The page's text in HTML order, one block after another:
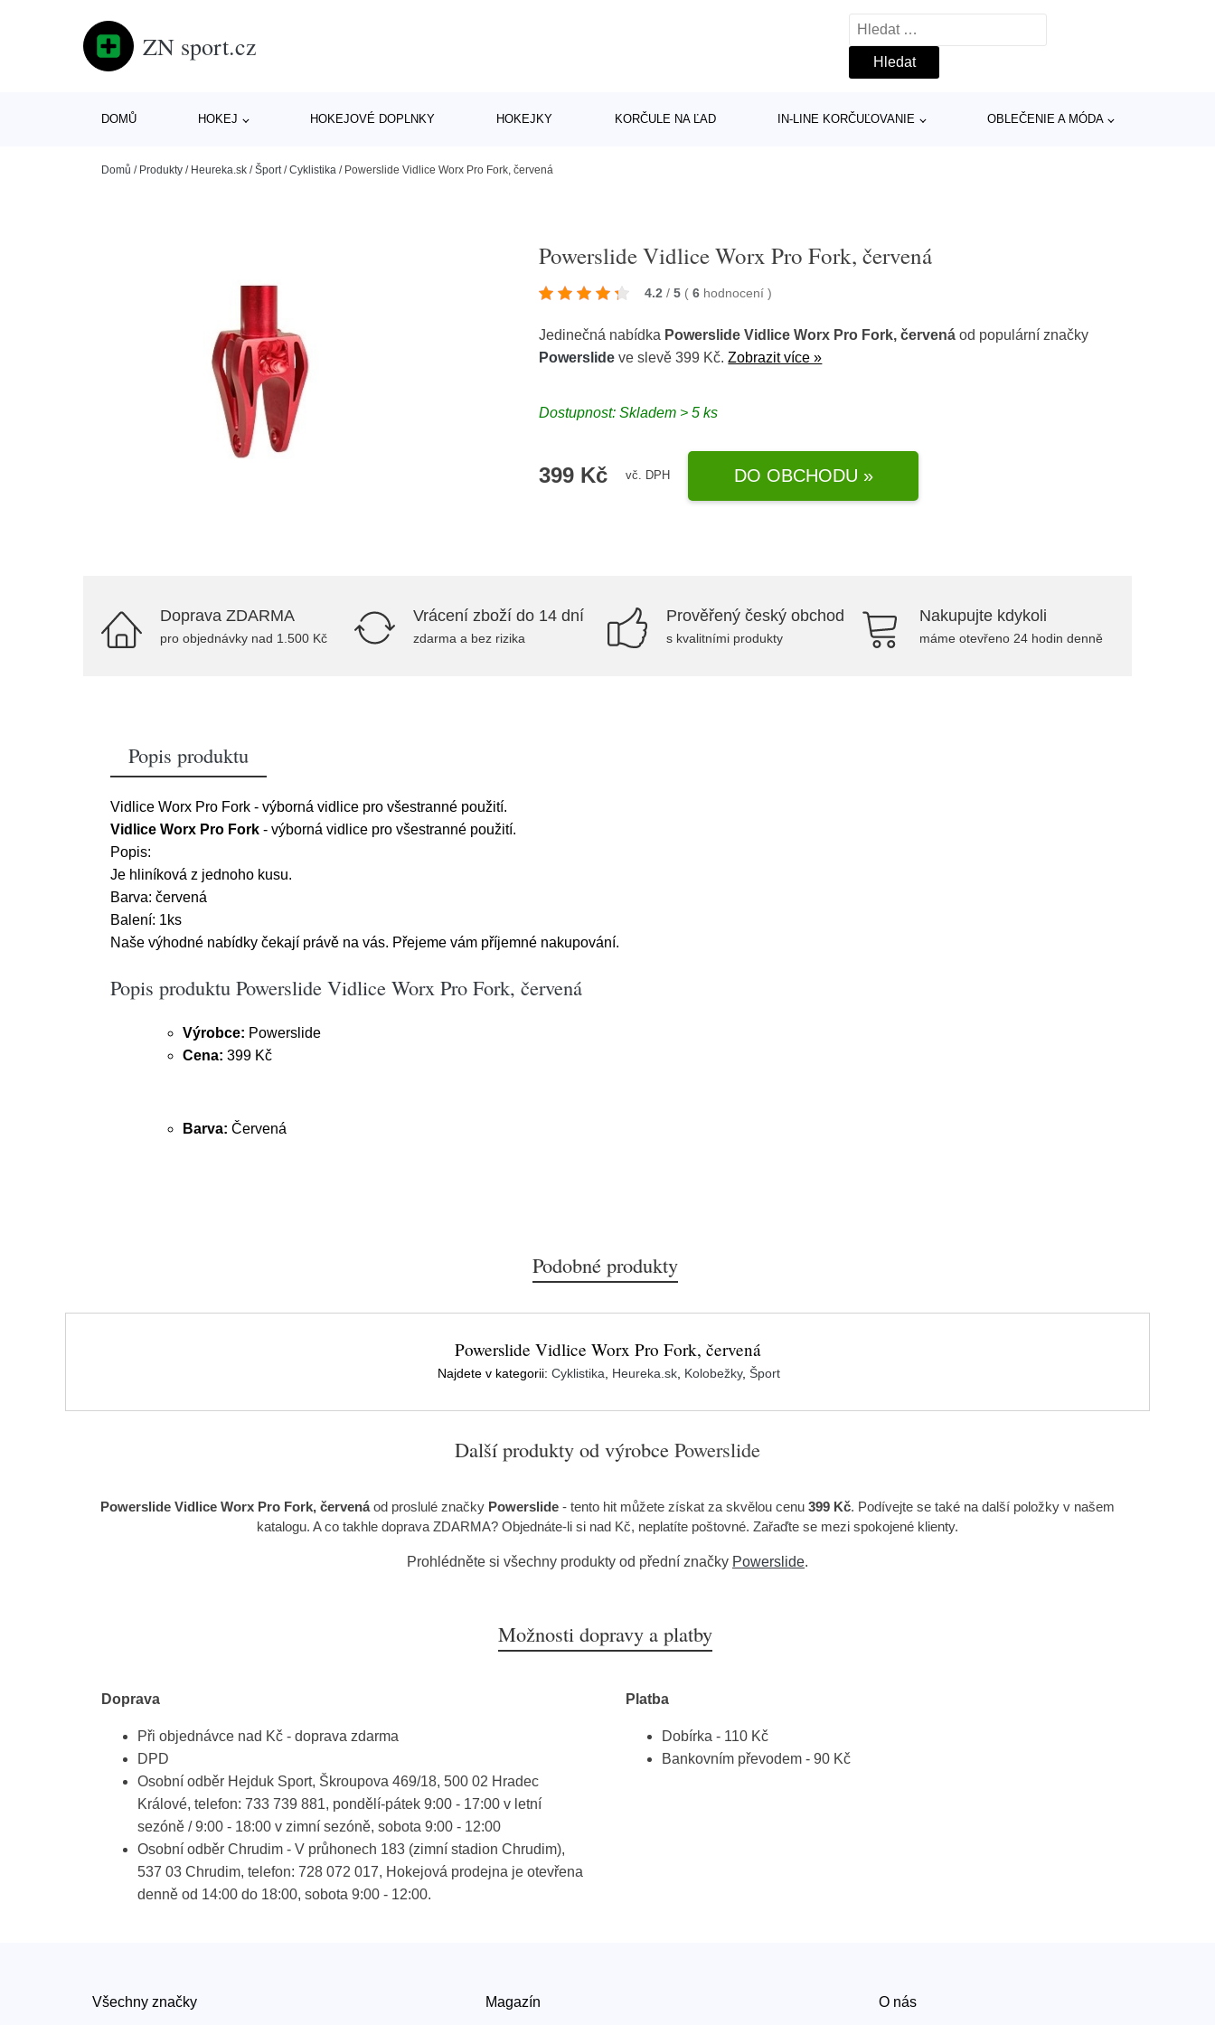
ZN sport.cz
Vyhledávání
DOMŮ HOKEJ HOKEJOVÉ DOPLNKY HOKEJKY KORČULE NA ĽAD IN-LINE KORČUĽOVANIE OBLEČENIE A MÓDA
Domů / Produkty / Heureka.sk /Šport/Cyklistika / Powerslide Vidlice Worx Pro Fork, červená
Powerslide Vidlice Worx Pro Fork, červená
4.2 / 5 ( 6 hodnocení)
Jedinečná nabídka Powerslide Vidlice Worx Pro Fork, červená od populární značky
Powerslide ve slevě 399 Kč.Zobrazit více »
Dostupnost: Skladem > 5 ks
399 Kč vč. DPH DO OBCHODU »
Doprava ZDARMA
pro objednávky nad 1.500 Kč
Vrácení zboží do 14 dní
zdarma a bez rizika
Prověřený český obchod
s kvalitními produkty
Nakupujte kdykoli
máme otevřeno 24 hodin denně
Popis produktu
Vidlice Worx Pro Fork - výborná vidlice pro všestranné použití.
Vidlice Worx Pro Fork - výborná vidlice pro všestranné použití.
Popis:
Je hliníková z jednoho kusu.
Barva: červená
Balení: 1ks
Naše výhodné nabídky čekají právě na vás. Přejeme vám příjemné nakupování.
Popis produktu Powerslide Vidlice Worx Pro Fork, červená
Výrobce: Powerslide
Cena: 399 Kč
Barva: Červená
Podobné produkty
Powerslide Vidlice Worx Pro Fork, červená
Najdete v kategorii: Cyklistika Heureka.sk, Kolobežky, Šport
Další produkty od výrobce Powerslide
Powerslide Vidlice Worx Pro Fork, červenáod proslulé značky Powerslide - tento hit můžete získat za skvělou cenu 399 Kč. Podívejte se také na další položky v našem
katalogu. A co takhle doprava ZDARMA? Objednáte-li si nad Kč, neplatíte poštovné. Zařaďte se mezi spokojené klienty.
Prohlédněte si všechny produkty od přední značky Powerslide.
Možnosti dopravy a platby
Doprava
Při objednávce nad Kč - doprava zdarma
DPD
Osobní odběr Hejduk Sport, Škroupova 469/18, 500 02 Hradec
Králové, telefon: 733 739 881, pondělí-pátek 9:00 - 17:00 v letní
sezóně / 9:00 - 18:00 v zimní sezóně, sobota 9:00 - 12:00
Osobní odběr Chrudim - V průhonech 183 (zimní stadion Chrudim),
537 03 Chrudim, telefon: 728 072 017, Hokejová prodejna je otevřena
denně od 14:00 do 18:00, sobota 9:00 - 12:00.
Platba
Dobírka - 110 Kč
Bankovním převodem - 90 Kč
Všechny značky Magazín O nás